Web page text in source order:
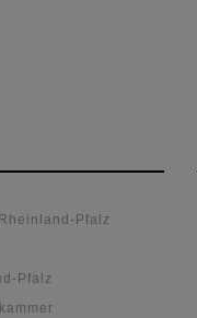
Pfalz
Pfalz